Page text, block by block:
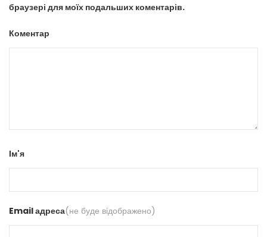
браузері для моїх подальших коментарів.
Коментар
Ім'я
Email адреса(не буде відображено)